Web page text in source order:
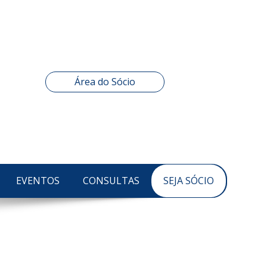
Área do Sócio
EVENTOS CONSULTAS SEJA SÓCIO